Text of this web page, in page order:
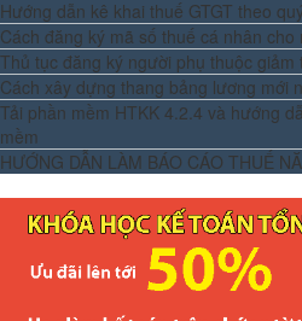
Hướng dẫn kê khai thuế GTGT theo
Cách đăng ký mã số thuế cá nhân cho
Thủ tục đăng ký người phụ thuộc giảm
Cách xây dựng thang bảng lương mới
Tải phần mềm HTKK 4.2.4 và hướng
mềm
HƯỚNG DẪN LÀM BÁO CÁO THUẾ